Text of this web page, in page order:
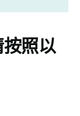
照以